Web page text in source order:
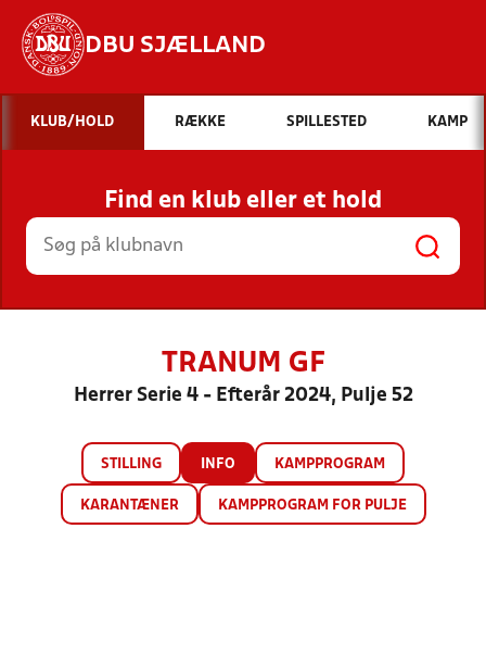
DBU SJÆLLAND
Hvad vil du søge efter?
INDHOLD OG NYHEDER
STILLINGER, RESULTATER, KLUBBER OG
HOLD
KLUB/HOLD RÆKKE SPILLESTED KAMP
Find en klub eller et hold
TRANUM GF
Herrer Serie 4 - Efterår 2024, Pulje 52
STILLING INFO KAMPPROGRAM
KARANTÆNER KAMPPROGRAM FOR PULJE